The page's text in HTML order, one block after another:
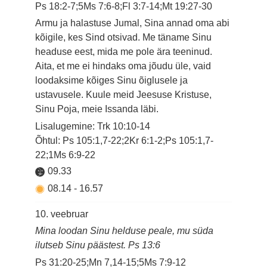
Ps 18:2-7;5Ms 7:6-8;Fl 3:7-14;Mt 19:27-30
Armu ja halastuse Jumal, Sina annad oma abi
kõigile, kes Sind otsivad. Me täname Sinu
headuse eest, mida me pole ära teeninud.
Aita, et me ei hindaks oma jõudu üle, vaid
loodaksime kõiges Sinu õiglusele ja
ustavusele. Kuule meid Jeesuse Kristuse,
Sinu Poja, meie Issanda läbi.
Lisalugemine: Trk 10:10-14
Õhtul: Ps 105:1,7-22;2Kr 6:1-2;Ps 105:1,7-
22;1Ms 6:9-22
09.33
08.14- 16.57
10. veebruar
Mina loodan Sinu helduse peale, mu süda
ilutseb Sinu päästest. Ps 13:6
Ps 31:20-25;Mn 7,14-15;5Ms 7:9-12